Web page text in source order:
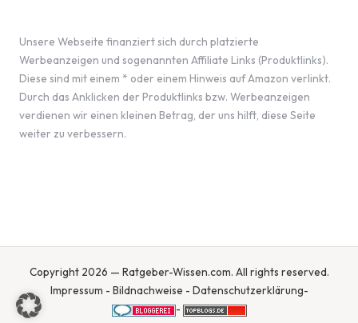
Unsere Webseite finanziert sich durch platzierte
Werbeanzeigen und sogenannten Affiliate Links (Produktlinks).
Diese sind mit einem * oder einem Hinweis auf Amazon verlinkt.
Durch das Anklicken der Produktlinks bzw. Werbeanzeigen
verdienen wir einen kleinen Betrag, der uns hilft, diese Seite
weiter zu verbessern.
Copyright 2026 — Ratgeber-Wissen.com. All rights reserved.
Impressum - Bildnachweise - Datenschutzerklärung-
-